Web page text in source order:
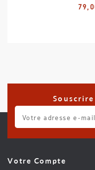
Votre Compte